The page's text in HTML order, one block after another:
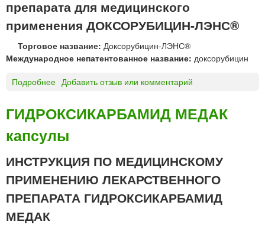
Л
Н
С
®
в
р
л
я
в
н
препарата для медицинского
применения ДОКСОРУБИЦИН-ЛЭНС®
Торговое название: Доксорубицин-ЛЭНС®
Международное непатентованное название: доксорубицин
Подробнее
О
К
С
О
Р
У
Б
И
Ц
Добавить отзыв или комментарий
ГИДРОКСИКАРБАМИД МЕДАК
капсулы
ИНСТРУКЦИЯ ПО МЕДИЦИНСКОМУ
ПРИМЕНЕНИЮ ЛЕКАРСТВЕННОГО
ПРЕПАРАТА ГИДРОКСИКАРБАМИД
МЕДАК